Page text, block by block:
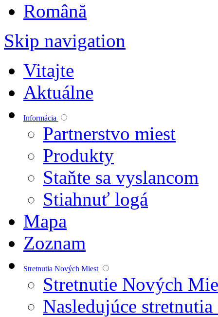
Română
Skip navigation
Vitajte
Aktuálne
Informácia
Partnerstvo miest
Produkty
Staňte sa vyslancom
Stiahnuť logá
Mapa
Zoznam
Stretnutia Nových Miest
Stretnutie Nových
Nasledujúce